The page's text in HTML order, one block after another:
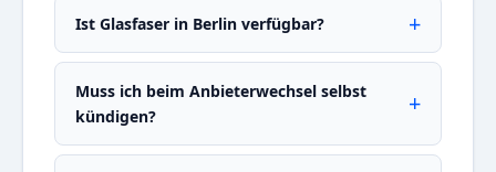
Ist Glasfaser in Berlin verfügbar?
Muss ich beim Anbieterwechsel selbst
kündigen?